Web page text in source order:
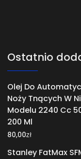
Ostatnio
Olej Do
Noży Tnących W
Modelu 2240 Cc
200 Ml
80,00zł
Stanley FatMax